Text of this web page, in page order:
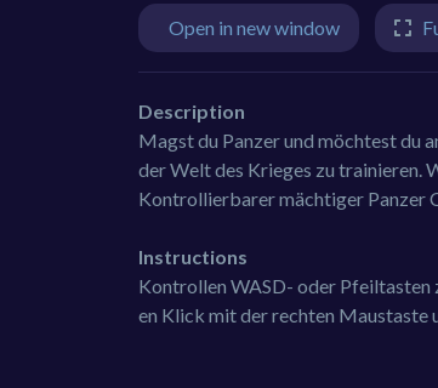
Open in new window
Description
Magst du Panzer und möchtest du
der Welt des Krieges zu trainieren.
Kontrollierbarer mächtiger Panzer
Instructions
Kontrollen WASD- oder Pfeiltasten
en Klick mit der rechten Maustaste